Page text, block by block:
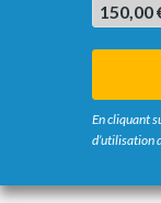
150,00
En cliquant
d’utilisation